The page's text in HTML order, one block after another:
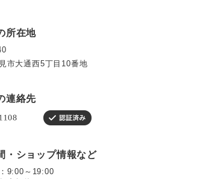
所在地
市大通西5丁目10番地
連絡先
・ショップ情報など
9:00～19:00